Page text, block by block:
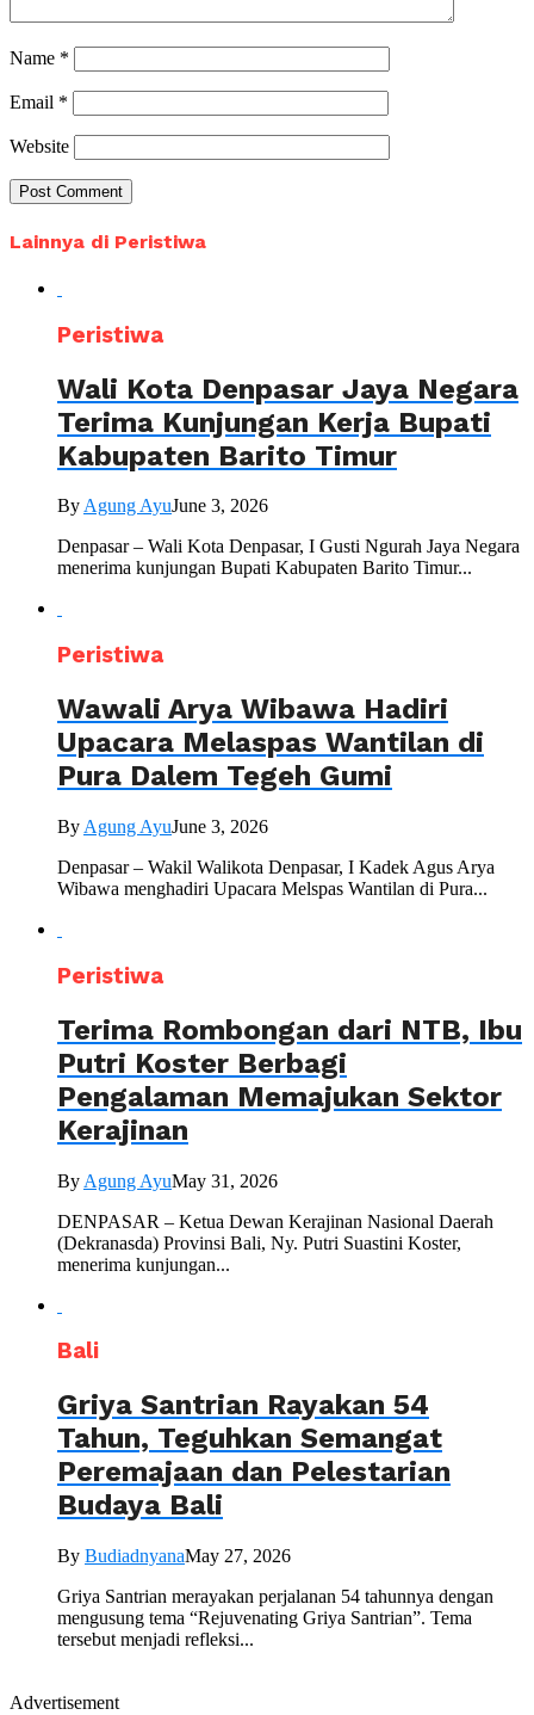
Name *
Email *
Website
Lainnya di Peristiwa
Peristiwa
Wali Kota Denpasar Jaya Negara
Terima Kunjungan Kerja Bupati
Kabupaten Barito Timur
ByAgung AyuJune 3, 2026
Denpasar – Wali Kota Denpasar, I Gusti Ngurah Jaya Negara
menerima kunjungan Bupati Kabupaten Barito Timur...
Peristiwa
Wawali Arya Wibawa Hadiri
Upacara Melaspas Wantilan di
Pura Dalem Tegeh Gumi
By Agung AyuJune 3, 2026
Denpasar – Wakil Walikota Denpasar, I Kadek Agus Arya
Wibawa menghadiri Upacara Melspas Wantilan di Pura...
Peristiwa
Terima Rombongan dari NTB, Ibu
Putri Koster Berbagi
Pengalaman Memajukan Sektor
Kerajinan
By Agung AyuMay 31, 2026
DENPASAR – Ketua Dewan Kerajinan Nasional Daerah
(Dekranasda) Provinsi Bali, Ny. Putri Suastini Koster,
menerima kunjungan...
Bali
Griya Santrian Rayakan 54
Tahun, Teguhkan Semangat
Peremajaan dan Pelestarian
Budaya Bali
By BudiadnyanaMay 27, 2026
Griya Santrian merayakan perjalanan 54 tahunnya dengan
mengusung tema “Rejuvenating Griya Santrian”. Tema
tersebut menjadi refleksi...
Advertisement